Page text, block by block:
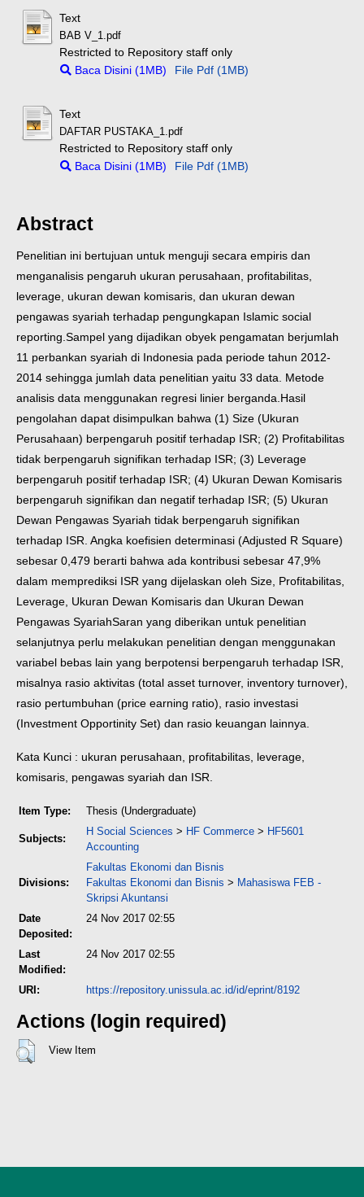
Text
BAB V_1.pdf
Restricted to Repository staff only
Baca Disini (1MB)
File Pdf (1MB)
Text
DAFTAR PUSTAKA_1.pdf
Restricted to Repository staff only
Baca Disini (1MB)
File Pdf (1MB)
Abstract
Penelitian ini bertujuan untuk menguji secara empiris dan
menganalisis pengaruh ukuran perusahaan, profitabilitas,
leverage, ukuran dewan komisaris, dan ukuran dewan
pengawas syariah terhadap pengungkapan Islamic social
reporting. Sampel yang dijadikan obyek pengamatan berjumlah
11 perbankan syariah di Indonesia pada periode tahun 2012-
2014 sehingga jumlah data penelitian yaitu 33 data. Metode
analisis data menggunakan regresi linier berganda. Hasil
pengolahan dapat disimpulkan bahwa (1) Size (Ukuran
Perusahaan) berpengaruh positif terhadap ISR; (2) Profitabilitas
tidak berpengaruh signifikan terhadap ISR; (3) Leverage
berpengaruh positif terhadap ISR; (4) Ukuran Dewan Komisaris
berpengaruh signifikan dan negatif terhadap ISR; (5) Ukuran
Dewan Pengawas Syariah tidak berpengaruh signifikan
terhadap ISR. Angka koefisien determinasi (Adjusted R Square)
sebesar 0,479 berarti bahwa ada kontribusi sebesar 47,9%
dalam memprediksi ISR yang dijelaskan oleh Size, Profitabilitas,
Leverage, Ukuran Dewan Komisaris dan Ukuran Dewan
Pengawas SyariahSaran yang diberikan untuk penelitian
selanjutnya perlu melakukan penelitian dengan menggunakan
variabel bebas lain yang berpotensi berpengaruh terhadap ISR,
misalnya rasio aktivitas (total asset turnover, inventory turnover),
rasio pertumbuhan (price earning ratio), rasio investasi
(Investment Opportinity Set) dan rasio keuangan lainnya.
Kata Kunci : ukuran perusahaan, profitabilitas, leverage,
komisaris, pengawas syariah dan ISR.
Item Type: Thesis (Undergraduate)
Subjects:
H Social Sciences > HF Commerce > HF5601
Accounting
Divisions:
Fakultas Ekonomi dan Bisnis
Fakultas Ekonomi dan Bisnis > Mahasiswa FEB -
Skripsi Akuntansi
Date
Deposited:
24 Nov 2017 02:55
Last
Modified:
24 Nov 2017 02:55
URI: https://repository.unissula.ac.id/id/eprint/8192
Actions (login required)
View Item